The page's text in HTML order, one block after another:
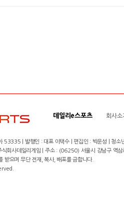
데일리e스포츠 회사소
53335 | 발행인 : 대표 이택수 | 편집인 : 박운성 |
회사데일리게임 | 주소 : (06250) 서울시 강남구
받으며 무단 전재, 복사, 배포를 금합니다.